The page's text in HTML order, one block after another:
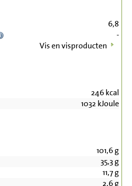
6,8
-
Vis en visproducten
246kcal
1032 kJoule
101,6g
35,3g
11,7g
2,6g